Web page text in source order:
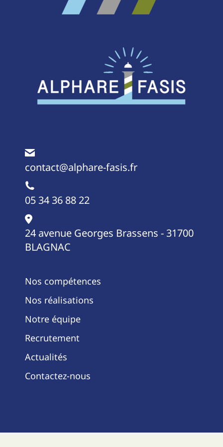
contact@alphare-fasis.fr
05 34 36 88 22
24 avenue Georges Brassens - 31700
BLAGNAC
Nos compétences
Nos réalisations
Notre équipe
Recrutement
Actualités
Contactez-nous